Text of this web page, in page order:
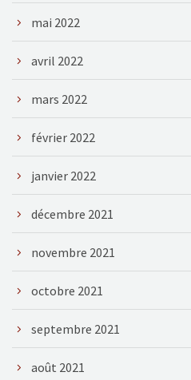
mai 2022
avril 2022
mars 2022
février 2022
janvier 2022
décembre 2021
novembre 2021
octobre 2021
septembre 2021
août 2021